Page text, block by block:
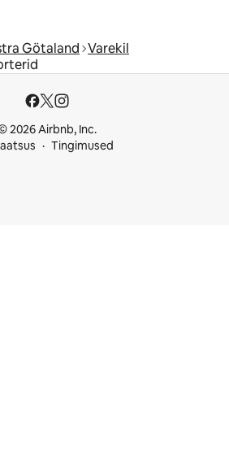
Götaland Varekil
2026 Airbnb, Inc.
Tingimused